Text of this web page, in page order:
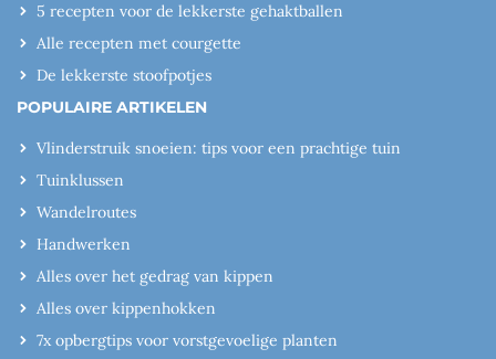
5 recepten voor de lekkerste gehaktballen
Alle recepten met courgette
De lekkerste stoofpotjes
POPULAIRE ARTIKELEN
Vlinderstruik snoeien: tips voor een prachtige tuin
Tuinklussen
Wandelroutes
Handwerken
Alles over het gedrag van kippen
Alles over kippenhokken
7x opbergtips voor vorstgevoelige planten